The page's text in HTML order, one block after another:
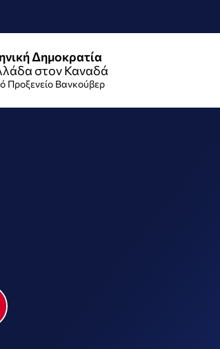
Δημοκρατία
στον Καναδά
Προξενείο Βανκούβερ